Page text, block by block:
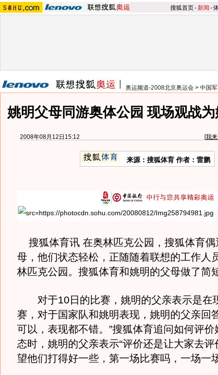
搜狐首页-新闻 -
奥运频道-2008北京奥运会 > 中国
姚明父母同游奥体公园 现场观战
2008年08月12日15:12 [我
来源：搜狐体育 作者：雷鹏
搜狐体育讯 在奥林匹克公园，搜狐体育偶
母，他们状态轻松，正随随着联想的工作人
林匹克公园。搜狐体育和姚明的父母做了简
对于10日的比赛，姚明的父亲表示是在
赛，对于国家队和姚明表现，姚明的父亲回
可以，表现都不错。”搜狐体育追问如何评
态时，姚明的父亲表示“评价还是让大家去
望他们打得好一些，第一场比赛吗，一场一